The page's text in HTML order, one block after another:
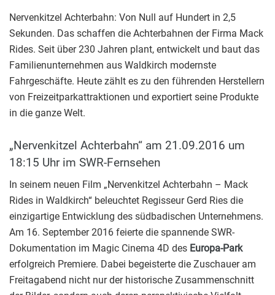
Nervenkitzel Achterbahn: Von Null auf Hundert in 2,5
Sekunden. Das schaffen die Achterbahnen der Firma Mack
Rides. Seit über 230 Jahren plant, entwickelt und baut das
Familienunternehmen aus Waldkirch modernste
Fahrgeschäfte. Heute zählt es zu den führenden Herstellern
von Freizeitparkattraktionen und exportiert seine Produkte
in die ganze Welt.
„Nervenkitzel Achterbahn“ am 21.09.2016 um
18:15 Uhr im SWR-Fernsehen
In seinem neuen Film „Nervenkitzel Achterbahn – Mack
Rides in Waldkirch“ beleuchtet Regisseur Gerd Ries die
einzigartige Entwicklung des südbadischen Unternehmens.
Am 16. September 2016 feierte die spannende SWR-
Dokumentation im Magic Cinema 4D des Europa-Park
erfolgreich Premiere. Dabei begeisterte die Zuschauer am
Freitagabend nicht nur der historische Zusammenschnitt